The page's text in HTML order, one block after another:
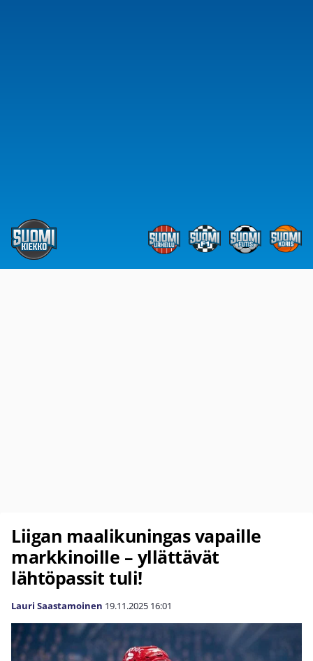
Liigan maalikuningas vapaille
markkinoille – yllättävät
lähtöpassit tuli!
Lauri Saastamoinen 19.11.2025 16:01